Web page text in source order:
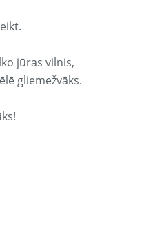
jūras vilnis,
gliemežvāks.